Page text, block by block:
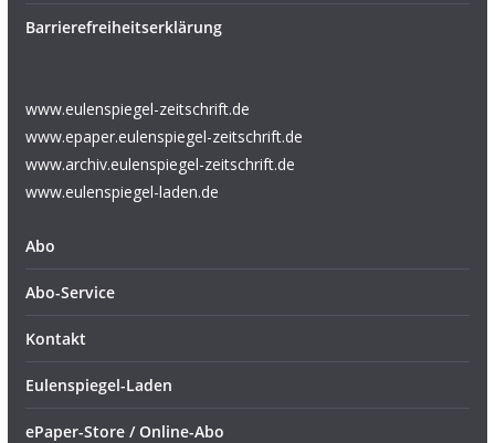
Barrierefreiheitserklärung
www.eulenspiegel-zeitschrift.de
www.epaper.eulenspiegel-zeitschrift.de
www.archiv.eulenspiegel-zeitschrift.de
www.eulenspiegel-laden.de
Abo
Abo-Service
Kontakt
Eulenspiegel-Laden
ePaper-Store / Online-Abo